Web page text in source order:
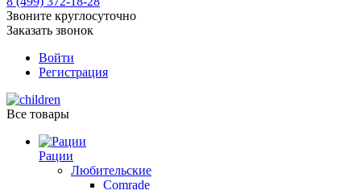
Звоните круглосуточно
Заказать звонок
Войти
Регистрация
Все товары
Рации
Любительские
Comrade